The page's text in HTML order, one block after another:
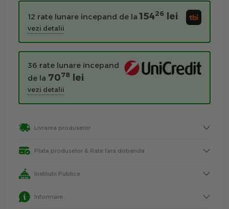
12 rate lunare incepand de la15426 lei
vezi detalii
36 rate lunare incepand
de la 7078 lei
vezi detalii
Livrarea produselor
Plata produselor & Rate fara dobanda
Institutii Publice
Informare